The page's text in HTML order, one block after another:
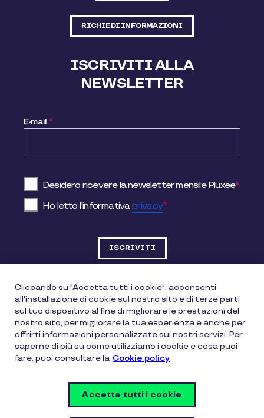
RICHIEDI INFORMAZIONI
ISCRIVITI ALLA
NEWSLETTER
E-mail *
Desidero ricevere la newsletter mensile Pluxee*
Ho letto l'informativaprivacy*
DATI SOCIETARI
Pluxee Italia Srl
Via Gallarate, 200 – 20151 Milano (MI)
Cliccando su "Accetta tutti i cookie", acconsenti
all'installazione di cookie sul nostro sito e di terze parti
sul tuo dispositivo al fine di migliorare le prestazioni del
nostro sito, per migliorare la tua esperienza e anche per
offrirti informazioni personalizzate sui nostri servizi. Per
saperne di più su come utilizziamo i cookie e cosa puoi
fare, puoi consultare la Cookie policy
Accetta tutti i cookie